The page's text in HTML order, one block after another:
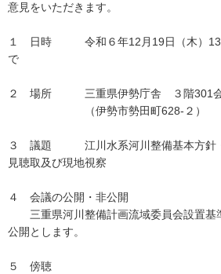
意見をいただきます。
１ 日時 令和６年12月19日（木）13
で
２ 場所 三重県伊勢庁舎 ３階301会
（伊勢市勢田町628-２）
３ 議題 江川水系河川整備基本方針・
見聴取及び現地視察
４ 会議の公開・非公開
三重県河川整備計画流域委員会設置基
公開とします。
５ 傍聴